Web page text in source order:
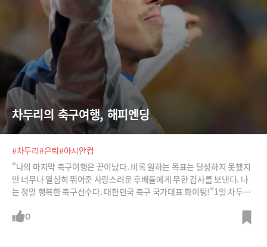
차두리의 축구여행, 해피엔딩
#차두리#은퇴#아시안컵
"나의 마지막 축구여행은 끝이났다. 비록 원하는 목표는 달성하지 못했지
만 너무나 열심히 뛰어준 사랑스러운 후배들에게 무한 감사를 보낸다. 나
는 정말 행복한 축구선수다. 대한민국 축구 국가대표 화이팅!"1일 차두리
터에 올렸다. 전날 대한민국은 호주와의 2015 아시안컵 결승전에서 연장
0